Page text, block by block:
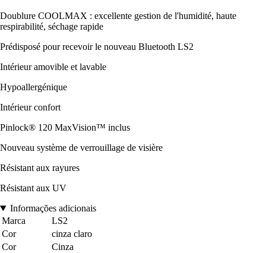
Doublure COOLMAX : excellente gestion de l'humidité, haute
respirabilité, séchage rapide
Prédisposé pour recevoir le nouveau Bluetooth LS2
Intérieur amovible et lavable
Hypoallergénique
Intérieur confort
Pinlock® 120 MaxVision™ inclus
Nouveau système de verrouillage de visière
Résistant aux rayures
Résistant aux UV
Informações adicionais
Marca
LS2
Cor
cinza claro
Cor
Cinza